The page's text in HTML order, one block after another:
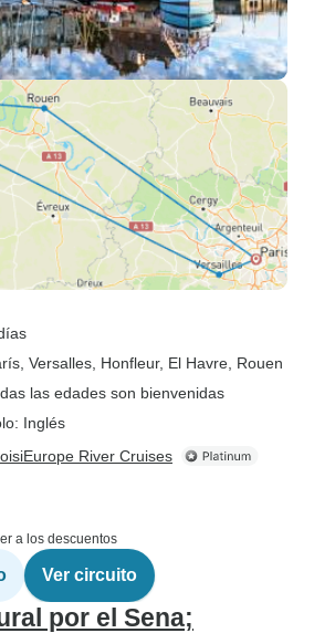
, Versalles , Honfleur, El Havre , Rouen
las edades son bienvenidas
Inglés
River Cruises
a los descuentos
Ver circuito
por el Sena;